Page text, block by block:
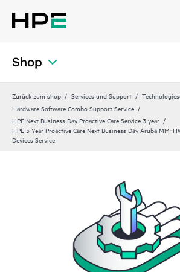
Shop
Zurück zum shop Services und Support
Hardware Software Combo Support Service
HPE Next Business Day Proactive Care Service 3 year
HPE 3 Year Proactive Care Next Business Day Aruba
Devices Service